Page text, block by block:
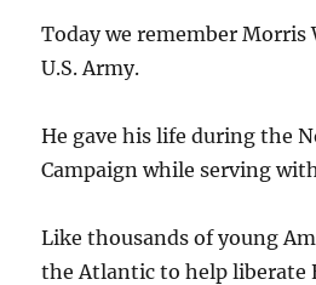
Today we remember Morris
U.S. Army.
He gave his life during the
Campaign while serving
Like thousands of young
the Atlantic to help liberate